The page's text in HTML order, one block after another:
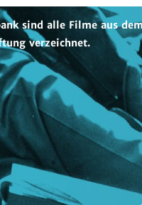
sind alle Filme aus
verzeichnet.